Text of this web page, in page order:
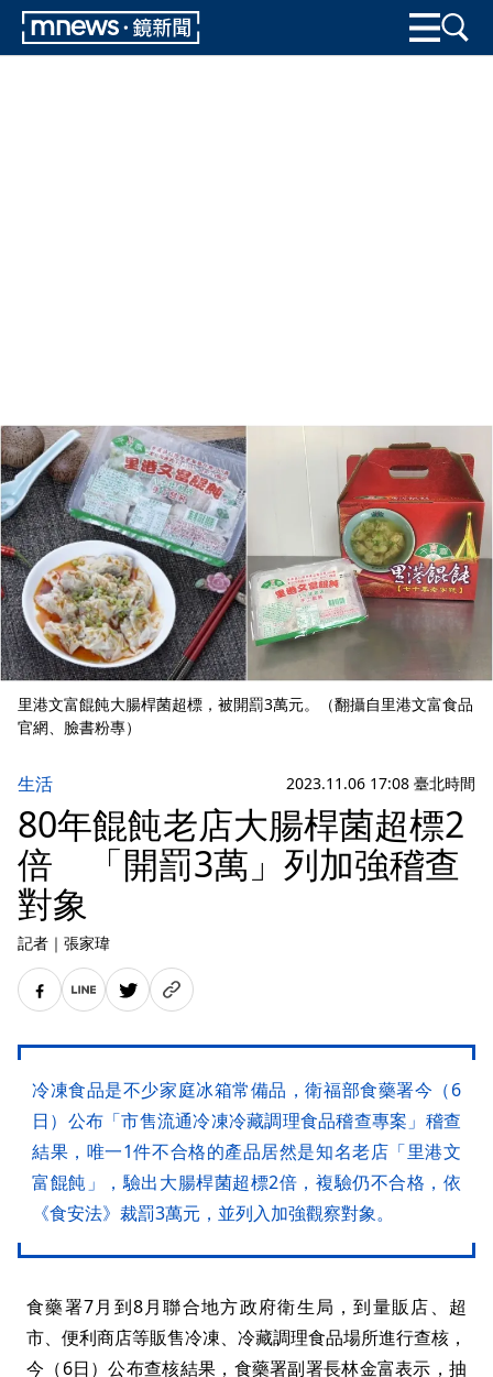
里港文富餛飩大腸桿菌超標，被開罰3萬元。（翻攝自里港文富食品
官網、臉書粉專）
生活 2023.11.06 17:08 臺北時間
80年餛飩老店大腸桿菌超標2
倍 「開罰3萬」列加強稽查
對象
記者 ｜ 張家瑋
冷凍食品是不少家庭冰箱常備品，衛福部食藥署今（6
日）公布「市售流通冷凍冷藏調理食品稽查專案」稽查
結果，唯一1件不合格的產品居然是知名老店「里港文
富餛飩」，驗出大腸桿菌超標2倍，複驗仍不合格，依
《食安法》裁罰3萬元，並列入加強觀察對象。
食藥署7月到8月聯合地方政府衛生局，到量販店、超
市、便利商店等販售冷凍、冷藏調理食品場所進行查核，
今（6日）公布查核結果，食藥署副署長林金富表示，抽